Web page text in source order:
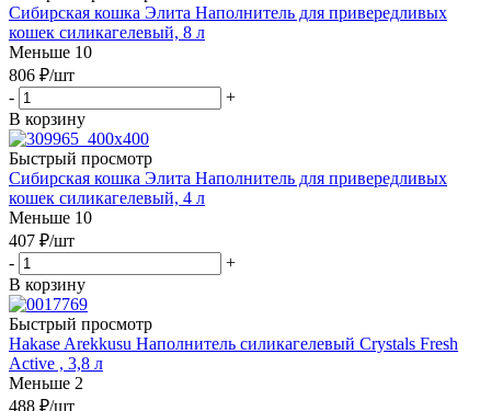
Сибирская кошка Элита Наполнитель для привередливых
кошек силикагелевый, 8 л
Меньше 10
806 ₽/шт
-
+
В корзину
Быстрый просмотр
Сибирская кошка Элита Наполнитель для привередливых
кошек силикагелевый, 4 л
Меньше 10
407 ₽/шт
-
+
В корзину
Быстрый просмотр
Hakase Arekkusu Наполнитель силикагелевый Crystals Fresh
Active , 3,8 л
Меньше 2
488 ₽/шт